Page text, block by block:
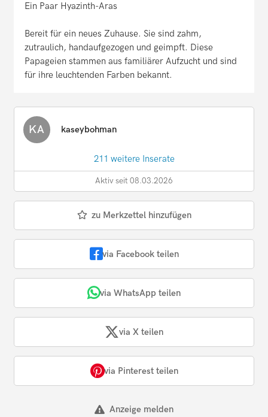
Ein Paar Hyazinth-Aras
Bereit für ein neues Zuhause. Sie sind zahm,
zutraulich, handaufgezogen und geimpft. Diese
Papageien stammen aus familiärer Aufzucht und sind
für ihre leuchtenden Farben bekannt.
KA kaseybohman
211 weitere Inserate
Aktiv seit 08.03.2026
zu Merkzettel hinzufügen
via Facebook teilen
via WhatsApp teilen
via X teilen
via Pinterest teilen
Anzeige melden